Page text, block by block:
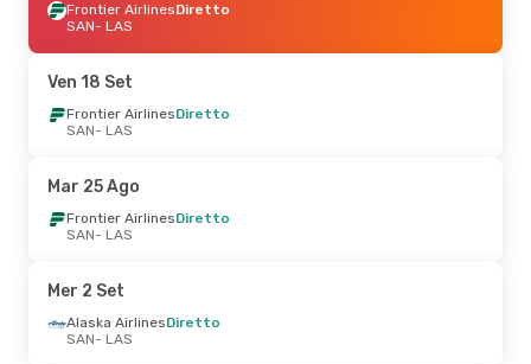
Frontier AirlinesDiretto
SAN- LAS
LAS- SAN
Gio 22 Ott- Dom 25 Ott
Frontier Airlines
LAS- SAN
Frontier Airlines
SAN - LAS
Alaska AirlinesDiretto
LAS - SAN
Frontier AirlinesDiretto
SAN- LAS
Ven 18 Set
Frontier AirlinesDiretto
SAN- LAS
Mar 25 Ago
Frontier AirlinesDiretto
SAN- LAS
Mer 2 Set
Alaska AirlinesDiretto
SAN- LAS